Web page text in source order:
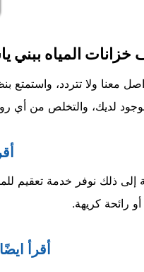
خزانات المياه ببني
معنا ولا تتردد،
لديك، والتخلص من أي
إلى ذلك نوفر خدمة تعقيم
رائحة كريهة.
أقرأ